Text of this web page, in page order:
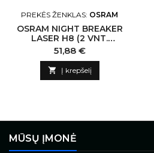
PREKĖS ŽENKLAS: OSRAM
OSRAM NIGHT BREAKER
LASER H8 (2 VNT.
DĖŽUTĖJE)
Kaina
51,88 €
 Į krepšelį
MŪSŲ ĮMONĖ